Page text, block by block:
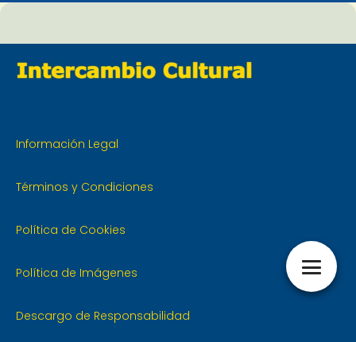
Información Legal
Términos y Condiciones
Política de Cookies
Política de Imágenes
Descargo de Responsabilidad